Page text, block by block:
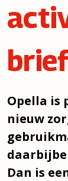
Opella is
nieuw
Dan is